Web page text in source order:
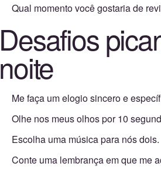
Qual momento você gostaria de
Desafios
noite
Me faça um elogio sincero e
Olhe nos meus olhos por 10
Escolha uma música para nós dois.
Conte uma lembrança em que me